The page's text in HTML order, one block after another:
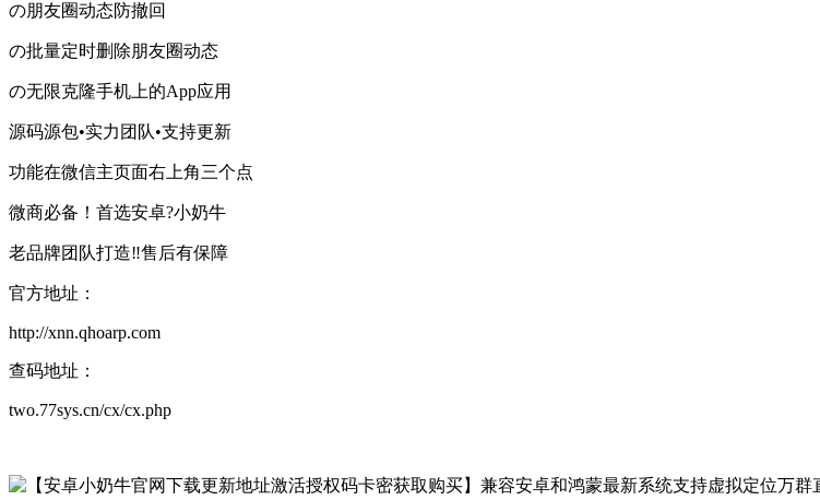
の朋友圈动态防撤回
の批量定时删除朋友圈动态
の无限克隆手机上的App应用
源码源包•实力团队•支持更新
功能在微信主页面右上角三个点
微商必备！首选安卓?小奶牛
老品牌团队打造‼️售后有保障
官方地址：
http://xnn.qhoarp.com
查码地址：
two.77sys.cn/cx/cx.php